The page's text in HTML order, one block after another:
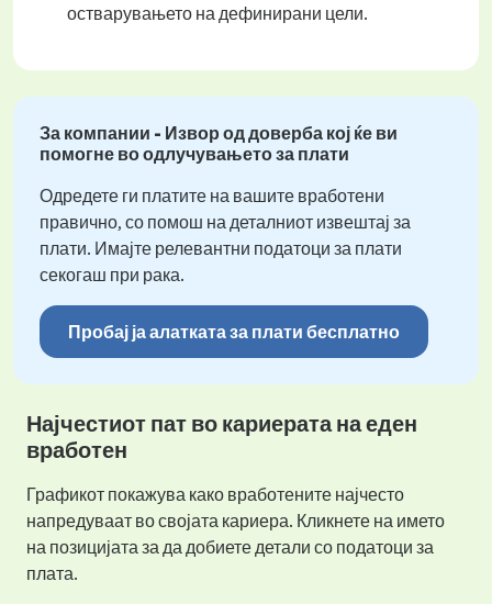
остварувањето на дефинирани цели.
За компании - Извор од доверба кој ќе ви
помогне во одлучувањето за плати
Одредете ги платите на вашите вработени
правично, со помош на деталниот извештај за
плати. Имајте релевантни податоци за плати
секогаш при рака.
Пробај ја алатката за плати бесплатно
Најчестиот пат во кариерата на еден
вработен
Графикот покажува како вработените најчесто
напредуваат во својата кариера. Кликнете на името
на позицијата за да добиете детали со податоци за
плата.